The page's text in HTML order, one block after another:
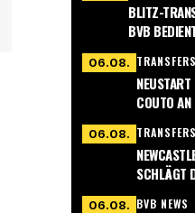
BLITZ-
BVB
06.08. TRANSFERS
COUTO
06.08. TRANSFERS
SCHLÄGT
06.08. BVB NEWS